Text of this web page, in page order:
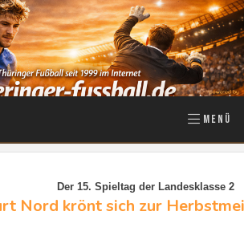
MENÜ
Der 15. Spieltag der Landesklasse 2
Nord krönt sich zur